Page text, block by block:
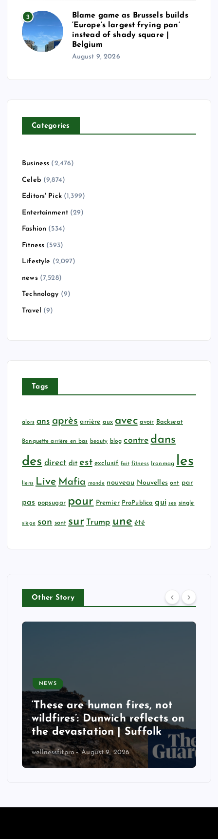
3
Blame game as Brussels builds
‘Europe’s largest frying pan’
instead of shady square |
Belgium
August 9, 2026
Categories
Business (2,476)
Celeb (9,874)
Editors' Pick(1,399)
Entertainment(29)
Fashion (534)
Fitness (593)
Lifestyle (2,097)
news(7,528)
Technology (9)
Travel (9)
Tags
alors ans après arrière aux avec avoir Backseat
Banquette arrière en bas beauty blog contre dans
des direct dit est exclusif fait fitness Ironmag les
liens Live Mafia monde nouveau Nouvelles ont par
pas popsugar pour Premier ProPublica qui ses single
siège son sont sur Trump une été
Other Story
NEWS
‘These are human fires, not
wildfires’: Dunwich reflects on
the devastation | Suffolk
wellnessfitpro August 9, 2026